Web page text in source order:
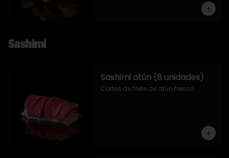
Sashimi
Sashimi atún (8 unidades)
Cortes de filete de atún fresco.